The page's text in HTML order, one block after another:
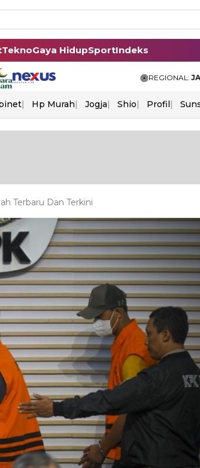
TeknoGaya HidupSportIndeks
REGIONAL:
Hp Murah Jogja Shio Profil
Terbaru Dan Terkini